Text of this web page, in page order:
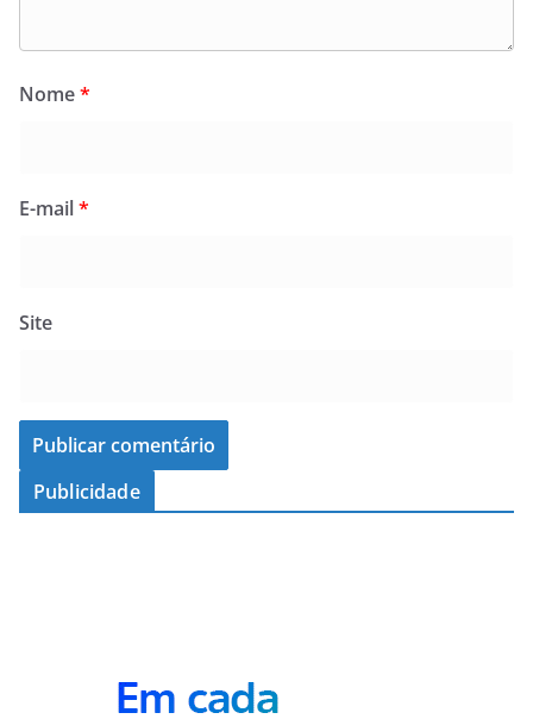
Nome*
E-mail*
Site
Publicidade